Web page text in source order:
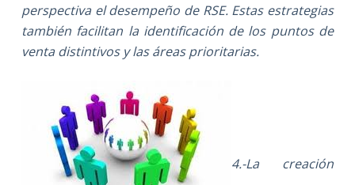
perspectiva el desempeño de RSE. Estas estrategias
también facilitan la identificación de los puntos de
venta distintivos y las áreas prioritarias.
4.-La creación